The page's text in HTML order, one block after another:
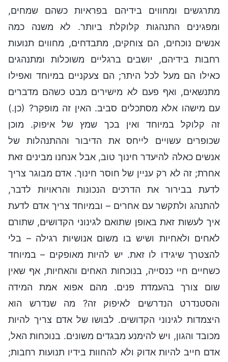
מתרגשים ומחווים בידיהם בפראיות כשהם שמחים,
ומפגינים התנהגות קלוקלת ביותר. לא משנה כמה
אנשים נוכחים, הם צוחקים, מתבדחים, מחווים תנועות
רחבות בידיהם, יושבים ברגליים משוכלות ומתנהגים
כאילו הם מעל לכל היתר; הם צעקניים במיוחד ואפילו
מתנשאים, ואף פעם לא מישירים מבט כשהם מדברים
עם מישהו אלא מסתכלים סביב. האין זה מופקר? (כן.)
זה קלוקל במיוחד ואין בכך שמץ של איפוק. מוכן
שכופרים עשויים לייחס את הדיבור וההתנהלות של
אנשים כאלה להיעדר חינוך טוב, אבל אנחנו מבינים זאת
אחרת; זה לא רק עניין של חוסר חינוך. אדם מבוגר צריך
לדעת בבירור את הדרכים הנכונות והראויות לדבר,
להתנהג ולתקשר עם אחרים – ובמיוחד צריך אדם לדעת
איך לעשות זאת באופן שתואם לגינוני הקדושים, שתורם
לאחים ולאחיות ושיש בו משום אנושיות רגילה – בלי
להצטרך שיגידו לו זאת. יש להיות מאופקים – במיוחד
כשחיים חיי כנסייה, בנוכחות האחים והאחיות, אף שאין
שום צורך בהעמדת פנים. מהם אפוא אמת המידה
והסטנדרט הנדרשים לאיפוק זה? מה שנדרש הוא
היצמדות לגינוני הקדושים. לבושו של אדם צריך להיות
מכובד והגון, ויש להימנע מבגדים משונים. בנוכחות האל,
אדם חייב להיות אדוק ולא להחוות בידיו תנועות רחבות;